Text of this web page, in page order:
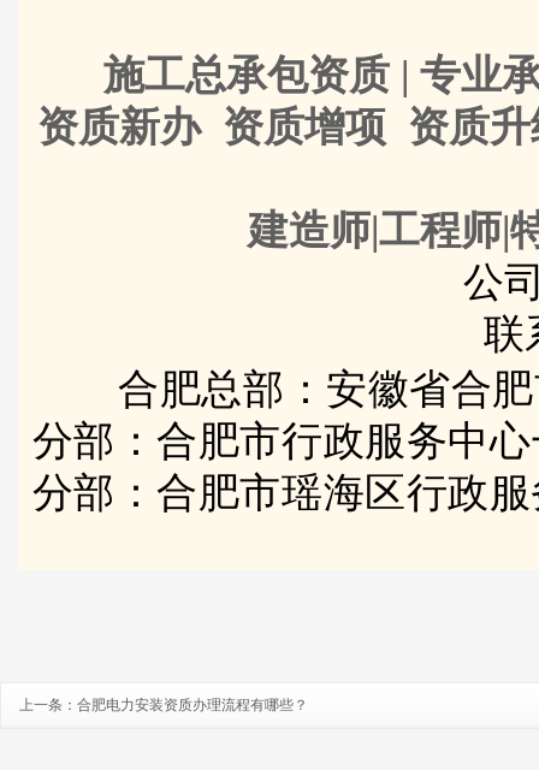
施工总承包资质 | 专业
资质新办 资质增项 资质
建造师|工程师|
公
联
合肥总部：安徽省合
分部：合肥市行政服务中
分部：合肥市瑶海区行政
上一条： 合肥电力安装资质办理流程有哪些？